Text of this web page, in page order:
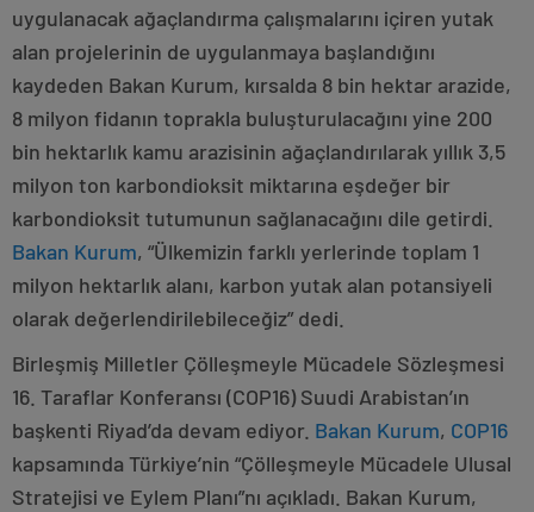
uygulanacak ağaçlandırma çalışmalarını içiren yutak
alan projelerinin de uygulanmaya başlandığını
kaydeden Bakan Kurum, kırsalda 8 bin hektar arazide,
8 milyon fidanın toprakla buluşturulacağını yine 200
bin hektarlık kamu arazisinin ağaçlandırılarak yıllık 3,5
milyon ton karbondioksit miktarına eşdeğer bir
karbondioksit tutumunun sağlanacağını dile getirdi.
Bakan Kurum, “Ülkemizin farklı yerlerinde toplam 1
milyon hektarlık alanı, karbon yutak alan potansiyeli
olarak değerlendirilebileceğiz” dedi.
Birleşmiş Milletler Çölleşmeyle Mücadele Sözleşmesi
16. Taraflar Konferansı (COP16) Suudi Arabistan’ın
başkenti Riyad’da devam ediyor. Bakan Kurum, COP16
kapsamında Türkiye’nin “Çölleşmeyle Mücadele Ulusal
Stratejisi ve Eylem Planı”nı açıkladı. Bakan Kurum,